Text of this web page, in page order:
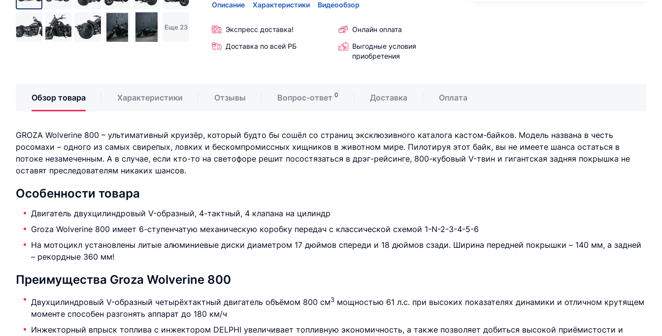
Еще 23
Описание Характеристики Видеообзор
Экспресс доставка!
Онлайн оплата
Доставка по всей РБ
Выгодные условия
приобретения
Обзор товара Характеристики Отзывы Вопрос-ответ 0 Доставка Оплата
GROZA Wolverine 800 – ультимативный круизёр, который будто бы сошёл со страниц эксклюзивного каталога кастом-байков. Модель названа в честь
росомахи – одного из самых свирепых, ловких и бескомпромиссных хищников в животном мире. Пилотируя этот байк, вы не имеете шанса остаться в
потоке незамеченным. А в случае, если кто-то на светофоре решит посостязаться в дрэг-рейсинге, 800-кубовый V-твин и гигантская задняя покрышка не
оставят преследователям никаких шансов.
Особенности товара
Двигатель двухцилиндровый V-образный, 4-тактный, 4 клапана на цилиндр
Groza Wolverine 800 имеет 6-ступенчатую механическую коробку передач с классической схемой 1-N-2-3-4-5-6
На мотоцикл установлены литые алюминиевые диски диаметром 17 дюймов спереди и 18 дюймов сзади. Ширина передней покрышки – 140 мм, а задней
– рекордные 360 мм!
Преимущества Groza Wolverine 800
Двухцилиндровый V-образный четырёхтактный двигатель объёмом 800 см3 мощностью 61 л.с. при высоких показателях динамики и отличном крутящем
моменте способен разгонять аппарат до 180 км/ч
Инжекторный впрыск топлива с инжектором DELPHI увеличивает топливную экономичность, а также позволяет добиться высокой приёмистости и